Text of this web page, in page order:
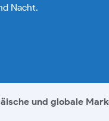
Nacht.
und globale